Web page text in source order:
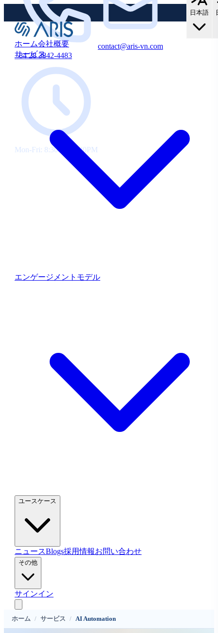
+84 28 3842-4483
Mon-Fri: 8:30AM-5:30PM
contact@aris-vn.com
中
す！
に
10%
割
存
お
日本語
ホーム会社概要
サービス
エンゲージメントモデル
ユースケース
ニュースBlogs採用情報お問い合わせ
その他
サインイン
ホーム / サービス / AI Automation